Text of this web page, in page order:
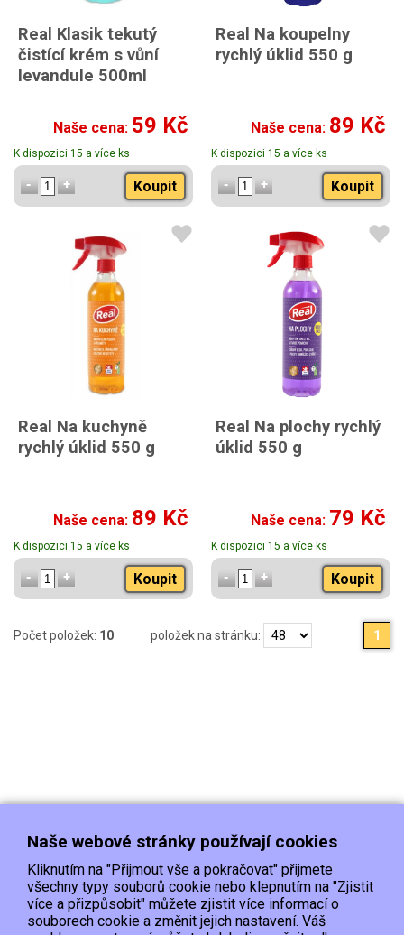
Real Klasik tekutý
čistící krém s vůní
levandule 500ml
Naše cena: 59 Kč
K dispozici 15 a více ks
Koupit
Real Na koupelny
rychlý úklid 550 g
Naše cena: 89 Kč
K dispozici 15 a více ks
Koupit
Real Na kuchyně
rychlý úklid 550 g
Naše cena: 89 Kč
K dispozici 15 a více ks
Koupit
Real Na plochy rychlý
úklid 550 g
Naše cena: 79 Kč
K dispozici 15 a více ks
Koupit
Počet položek: 10 položek na stránku: 1
Doprava Platba Kontakt/Reklamace
Naše webové stránky používají cookies
Kliknutím na "Přijmout vše a pokračovat" přijmete
všechny typy souborů cookie nebo klepnutím na "Zjistit
více a přizpůsobit" můžete zjistit více informací o
souborech cookie a změnit jejich nastavení. Váš